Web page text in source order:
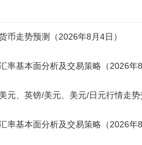
币走势预测（2026年8月4日）
率基本面分析及交易策略（2026年
元、英镑/美元、美元/日元行情走
率基本面分析及交易策略（2026年